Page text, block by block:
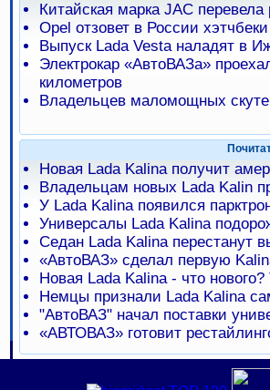
Китайская марка JAC
Opel отзовет в России
Выпуск Lada Vesta наладят в
Электрокар «АвтоВАЗа»
километров
Владельцев маломощных
Новая Lada Kalina получит
Владельцам новых Lada Kalin
У Lada Kalina появился
Универсалы Lada Kalina
Седан Lada Kalina перестанут
«АвтоВАЗ» сделал первую
Новая Lada Kalina - что
Немцы признали Lada Kalina
"АвтоВАЗ" начал поставки
«АВТОВАЗ» готовит